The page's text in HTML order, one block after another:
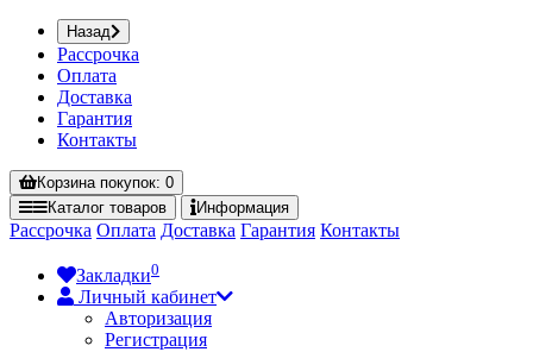
Назад
Рассрочка
Оплата
Доставка
Гарантия
Контакты
Корзинапокупок: 0
Каталог товаров Информация
Рассрочка Оплата Доставка Гарантия Контакты
Закладки0
Личный кабинет
Авторизация
Регистрация